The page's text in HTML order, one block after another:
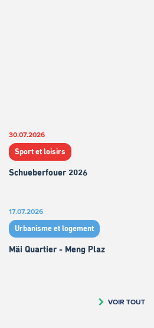
30.07.2026
Sport et loisirs
Schueberfouer 2026
17.07.2026
Urbanisme et logement
Mäi Quartier - Meng Plaz
VOIR TOUT